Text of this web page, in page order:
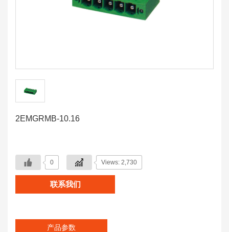
2EMGRMB-10.16
0 Views: 2,730
联系我们
产品参数